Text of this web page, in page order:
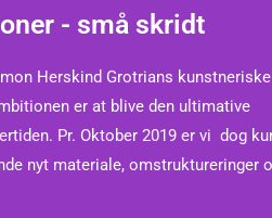
- små skridt
Herskind Grotrians
er at blive den ultimative
Pr. Oktober 2019 er vi dog
nyt materiale, omstruktureringer